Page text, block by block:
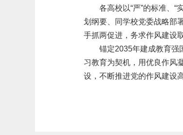
各高校以“严”的标准、“
划纲要、同学校党委战略部
手抓两促进，务求作风建设
锚定2035年建成教育强
习教育为契机，用优良作风
设，不断推进党的作风建设